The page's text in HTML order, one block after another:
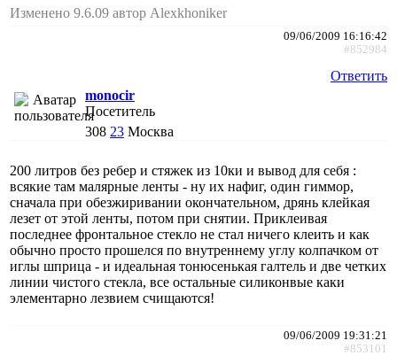
Изменено 9.6.09 автор Alexkhoniker
09/06/2009 16:16:42
#852984
Ответить
monocir
Посетитель
308 23 Москва
200 литров без ребер и стяжек из 10ки и вывод для себя :
всякие там малярные ленты - ну их нафиг, один гиммор,
сначала при обезжиривании окончательном, дрянь клейкая
лезет от этой ленты, потом при снятии. Приклеивая
последнее фронтальное стекло не стал ничего клеить и как
обычно просто прошелся по внутреннему углу колпачком от
иглы шприца - и идеальная тонюсенькая галтель и две четких
линии чистого стекла, все остальные силиконвые каки
элементарно лезвием счищаются!
09/06/2009 19:31:21
#853101